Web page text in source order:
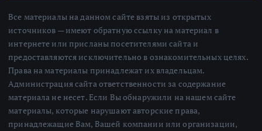
Все материалы на данном сайте взяты из открытых
источников — имеют обратную ссылку на материал в
интернете или присланы посетителями сайта и
предоставляются исключительно в ознакомительных целях.
Права на материалы принадлежат их владельцам.
Администрация сайта ответственности за содержание
материала не несет. Если Вы обнаружили на нашем сайте
материалы, которые нарушают авторские права,
принадлежащие Вам, Вашей компании или организации,